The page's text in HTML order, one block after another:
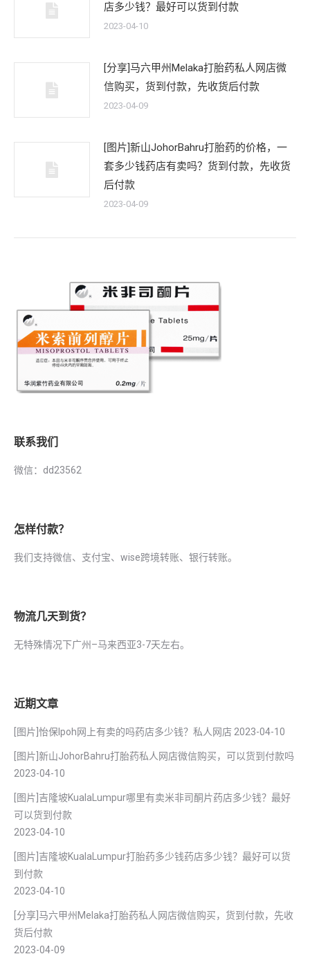
店多少钱？最好可以货到付款
2023-04-10
[分享]马六甲州Melaka打胎药私人网店微
信购买，货到付款，先收货后付款
2023-04-09
[图片]新山JohorBahru打胎药的价格，一
套多少钱药店有卖吗？货到付款，先收货
后付款
2023-04-09
联系我们
微信：dd23562
怎样付款？
我们支持微信、支付宝、wise跨境转账、银行转账。
物流几天到货？
无特殊情况下广州–马来西亚3-7天左右。
近期文章
[图片]怡保lpoh网上有卖的吗药店多少钱？私人网店 2023-04-10
[图片]新山JohorBahru打胎药私人网店微信购买，可以货到付款吗
2023-04-10
[图片]吉隆坡KualaLumpur哪里有卖米非司酮片药店多少钱？最好
可以货到付款
2023-04-10
[图片]吉隆坡KualaLumpur打胎药多少钱药店多少钱？最好可以货
到付款
2023-04-10
[分享]马六甲州Melaka打胎药私人网店微信购买，货到付款，先收
货后付款
2023-04-09